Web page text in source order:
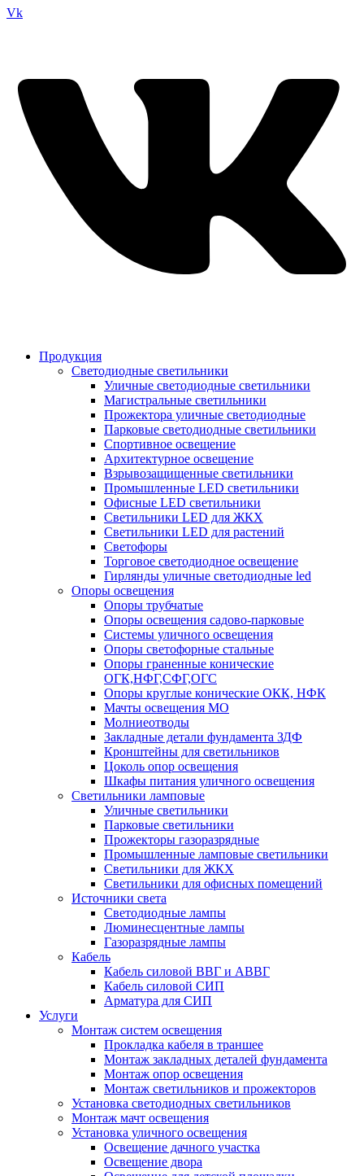
Vk
Продукция
Светодиодные светильники
Уличные светодиодные светильники
Магистральные светильники
Прожектора уличные светодиодные
Парковые светодиодные светильники
Спортивное освещение
Архитектурное освещение
Взрывозащищенные светильники
Промышленные LED светильники
Офисные LED светильники
Cветильники LED для ЖКХ
Светильники LED для растений
Светофоры
Торговое светодиодное освещение
Гирлянды уличные светодиодные led
Опоры освещения
Опоры трубчатые
Опоры освещения садово-парковые
Системы уличного освещения
Опоры светофорные стальные
Опоры граненные конические
ОГК,НФГ,СФГ,ОГС
Опоры круглые конические ОКК, НФК
Мачты освещения МО
Молниеотводы
Закладные детали фундамента ЗДФ
Кронштейны для светильников
Цоколь опор освещения
Шкафы питания уличного освещения
Светильники ламповые
Уличные светильники
Парковые светильники
Прожекторы газоразрядные
Промышленные ламповые светильники
Светильники для ЖКХ
Светильники для офисных помещений
Источники света
Светодиодные лампы
Люминесцентные лампы
Газоразрядные лампы
Кабель
Кабель силовой ВВГ и АВВГ
Кабель силовой СИП
Арматура для СИП
Услуги
Монтаж систем освещения
Прокладка кабеля в траншее
Монтаж закладных деталей фундамента
Монтаж опор освещения
Монтаж светильников и прожекторов
Установка светодиодных светильников
Монтаж мачт освещения
Установка уличного освещения
Освещение дачного участка
Освещение двора